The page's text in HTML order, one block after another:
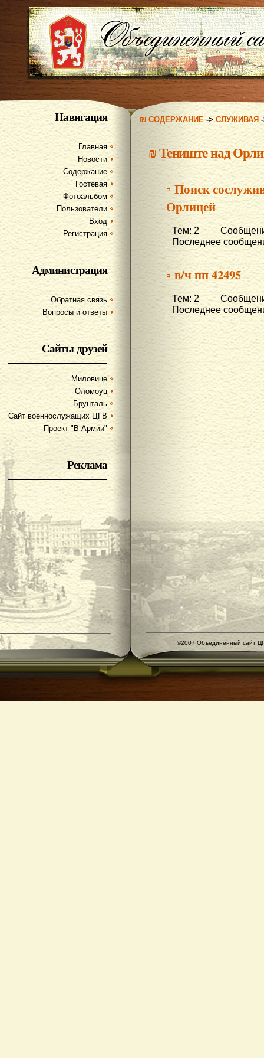
Навигация
Главная
Новости
Содержание
Гостевая
Фотоальбом
Пользователи
Вход
Регистрация
Администрация
Обратная связь
Вопросы и ответы
Сайты друзей
Миловице
Оломоуц
Брунталь
Сайт военнослужащих ЦГВ
Проект "В Армии"
Реклама
₪ СОДЕРЖАНИЕ->СЛУЖИВАЯ
₪Тениште над
▫ Поиск
Орлицей
Тем: 2
Последнее
▫ в/ч пп 42495
Тем: 2
Последнее
©2007 Объединенный сайт